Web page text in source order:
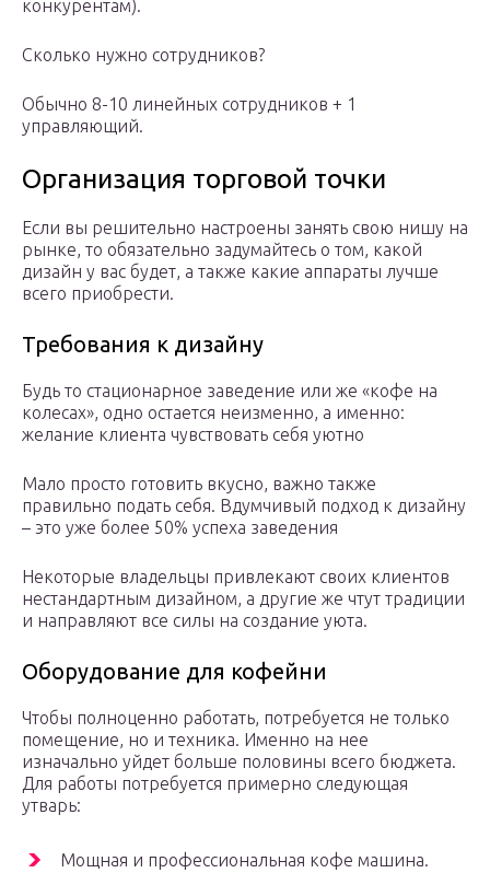
конкурентам).
Сколько нужно сотрудников?
Обычно 8-10 линейных сотрудников + 1
управляющий.
Организация торговой точки
Если вы решительно настроены занять свою нишу на
рынке, то обязательно задумайтесь о том, какой
дизайн у вас будет, а также какие аппараты лучше
всего приобрести.
Требования к дизайну
Будь то стационарное заведение или же «кофе на
колесах», одно остается неизменно, а именно:
желание клиента чувствовать себя уютно
Мало просто готовить вкусно, важно также
правильно подать себя. Вдумчивый подход к дизайну
– это уже более 50% успеха заведения
Некоторые владельцы привлекают своих клиентов
нестандартным дизайном, а другие же чтут традиции
и направляют все силы на создание уюта.
Оборудование для кофейни
Чтобы полноценно работать, потребуется не только
помещение, но и техника. Именно на нее
изначально уйдет больше половины всего бюджета.
Для работы потребуется примерно следующая
утварь:
Мощная и профессиональная кофе машина.